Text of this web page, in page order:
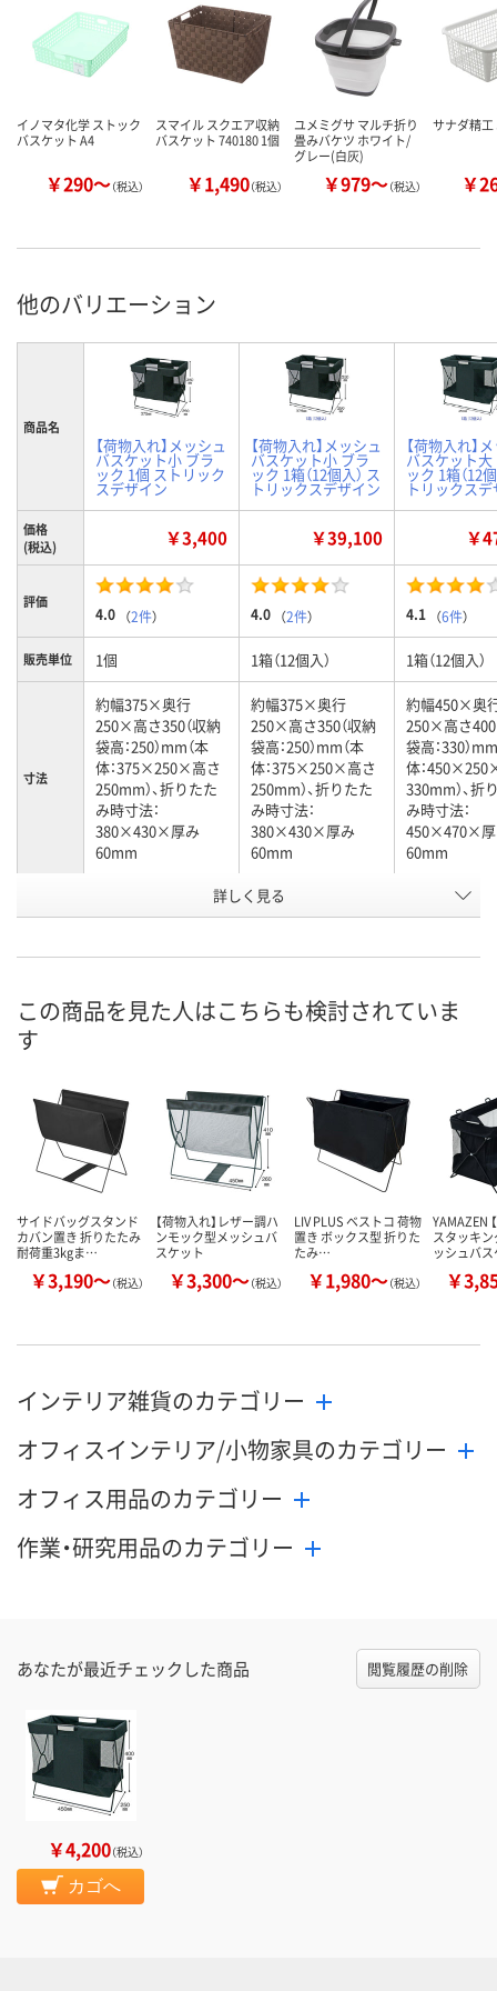
イノマタ化学 ストック
バスケット A4
￥290～（税込）
スマイル スクエア収納
バスケット 740180 1個
￥1,490（税込）
ユメミグサ マルチ折り
畳みバケツ ホワイト/
グレー(白灰)
￥979～（税込）
サナダ精
￥
他のバリエーション
商品名
【荷物入れ】メッシュ
バスケット小 ブラ
ック 1個 ストリック
スデザイン
【荷物入れ】メッシュ
バスケット小 ブラ
ック 1箱（12個入） ス
トリックスデザイン
【荷物入れ】
バスケット大
ック 1箱（12
トリックス
価格
(税込)
￥3,400 ￥39,100 ￥
評価
4.0 （2件） 4.0 （2件） 4.1 （6件）
販売単位 1個 1箱（12個入） 1箱（12個入）
寸法
約幅375×奥行
250×高さ350（収納
袋高：250）mm（本
体：375×250×高さ
250mm）、折りたた
み時寸法：
380×430×厚み
60mm
約幅375×奥行
250×高さ350（収納
袋高：250）mm（本
体：375×250×高さ
250mm）、折りたた
み時寸法：
380×430×厚み
60mm
約幅450×奥
250×高さ400
袋高：330）
体：
330mm）、折
み時寸法：
450×470×
60mm
2506717 2504525
8月6日（木）
カゴへ カゴへ カ
詳しく見る
この商品を見た人はこちらも検討されていま
す
サイドバッグスタンド
カバン置き 折りたたみ
耐荷重3kgま…
￥3,190～（税込）
【荷物入れ】レザー調ハ
ンモック型メッシュバ
スケット
￥3,300～（税込）
LIV PLUS ベストコ 荷物
置き ボックス型 折りた
たみ…
￥1,980～（税込）
YAMAZEN
スタッキ
ッシュバ
￥
インテリア雑貨のカテゴリー
オフィスインテリア/小物家具のカテゴリー
オフィス用品のカテゴリー
作業・研究用品のカテゴリー
あなたが最近チェックした商品 閲覧履歴の削除
￥4,200（税込）
カゴへ